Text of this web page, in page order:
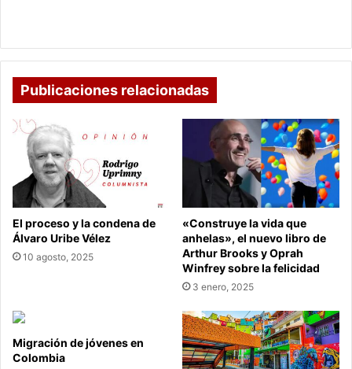
Publicaciones relacionadas
El proceso y la condena de
Álvaro Uribe Vélez
10 agosto, 2025
«Construye la vida que
anhelas», el nuevo libro de
Arthur Brooks y Oprah
Winfrey sobre la felicidad
3 enero, 2025
Migración de jóvenes en
Colombia